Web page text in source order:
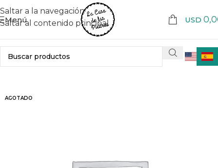
Saltar a la navegación
Saltar al contenido principal
Menú USD
AGOTADO